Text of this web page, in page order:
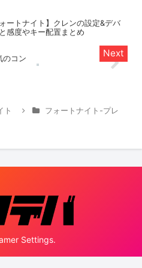
ォートナイト】クレンの設定&デバ
感度やキー配置まとめ
のコン
ト
フォートナイト-プレ
Settings.